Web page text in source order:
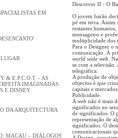
EM
& E.P.C.O.T. - AS
IMAGINADAS
E DISNEY
DA ARQUITECTURA
MACAU – DIÁLOGOS
Descrever II - O
O jovem barão
pé em terra. Assim
restantes
mensageiro e
multiplicidade dos
Para o Designer o
comunicação. À
world wide web .
se com a televisão.
telegráfica.
A produção de
objectos é que
capitais e
Publicidade.
A web não é mais
significados no
de significados. O
representação de
significados. O
comunicacionais